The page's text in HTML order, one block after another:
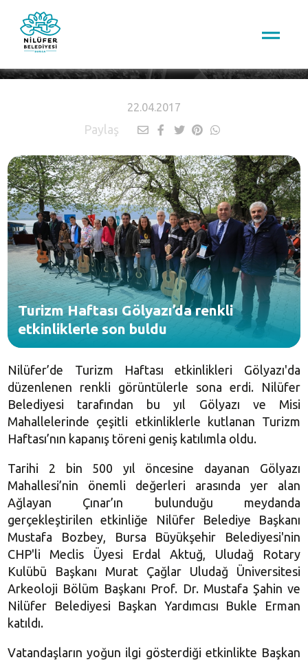
22.04.2017
Paylaş
Turizm Haftası Gölyazı’da renkli
etkinliklerle son buldu
Nilüfer’de Turizm Haftası etkinlikleri Gölyazı'da
düzenlenen renkli görüntülerle sona erdi. Nilüfer
Belediyesi tarafından bu yıl Gölyazı ve Misi
Mahallelerinde çeşitli etkinliklerle kutlanan Turizm
Haftası’nın kapanış töreni geniş katılımla oldu.
Tarihi 2 bin 500 yıl öncesine dayanan Gölyazı
Mahallesi’nin önemli değerleri arasında yer alan
Ağlayan Çınar’ın bulunduğu meydanda
gerçekleştirilen etkinliğe Nilüfer Belediye Başkanı
Mustafa Bozbey, Bursa Büyükşehir Belediyesi'nin
CHP'li Meclis Üyesi Erdal Aktuğ, Uludağ Rotary
Kulübü Başkanı Murat Çağlar Uludağ Üniversitesi
Arkeoloji Bölüm Başkanı Prof. Dr. Mustafa Şahin ve
Nilüfer Belediyesi Başkan Yardımcısı Bukle Erman
katıldı.
Vatandaşların yoğun ilgi gösterdiği etkinlikte Başkan